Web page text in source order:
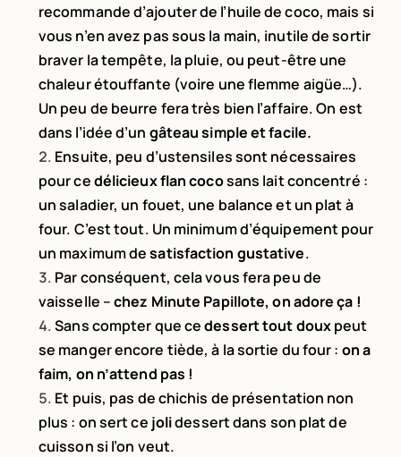
recommande d’ajouter de l’huile de coco, mais si
vous n’en avez pas sous la main, inutile de sortir
braver la tempête, la pluie, ou peut-être une
chaleur étouffante (voire une flemme aigüe…).
Un peu de beurre fera très bien l’affaire. On est
dans l’idée d’un gâteau simple et facile.
Ensuite, peu d’ustensiles sont nécessaires
pour cedélicieux flan cocosans lait concentré :
un saladier, un fouet, une balance et un plat à
four. C’est tout. Un minimum d’équipement pour
un maximum desatisfaction gustative.
Par conséquent, cela vous fera peu de
vaisselle –chez Minute Papillote, on adore ça !
Sans compter que cedessert tout douxpeut
se manger encore tiède, à la sortie du four : on a
faim, on n’attend pas !
Et puis, pas de chichis de présentation non
plus : on sert ce jolidessert dans son plat de
cuisson si l’on veut.